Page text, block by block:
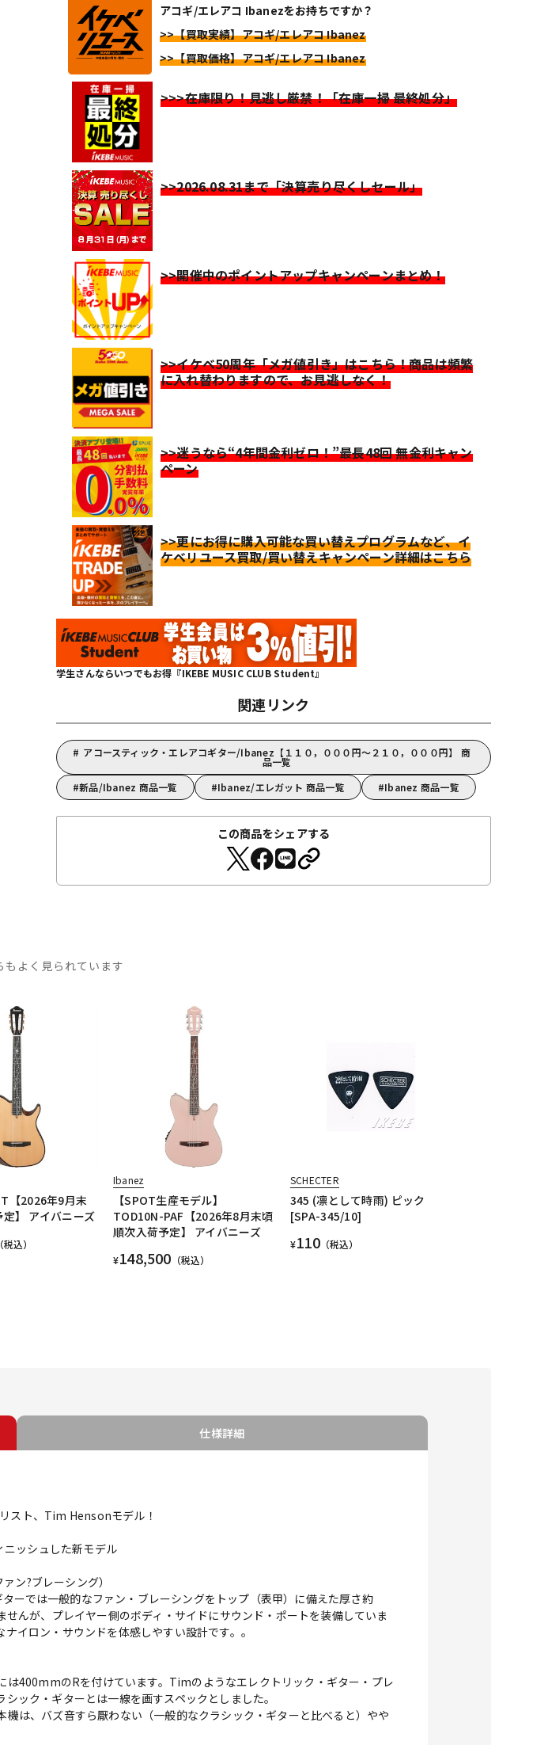
アコギ/エレアコ Ibanezをお持ちですか？
>>【買取実績】アコギ/エレアコ Ibanez
>>【買取価格】アコギ/エレアコ Ibanez
>>>在庫限り！見逃し厳禁！「在庫一掃 最終処分」
>>2026.08.31まで「決算売り尽くしセール」
>>開催中のポイントアップキャンペーンまとめ！
>>イケベ50周年「メガ値引き」はこちら！商品は頻繁
に入れ替わりますので、お見逃しなく！
>>迷うなら“4年間金利ゼロ！”最長48回 無金利キャン
ペーン
>>更にお得に購入可能な買い替えプログラムなど、イ
ケベリユース買取/買い替えキャンペーン詳細はこちら
学生さんならいつでもお得『IKEBE MUSIC CLUB Student』
関連リンク
アコースティック・エレアコギター/Ibanez【１１０，０００円～２１０，０００円】 商
品一覧
新品/Ibanez 商品一覧
Ibanez/エレガット 商品一覧 Ibanez 商品一覧
この商品をシェアする
もよく見られています
【2026年9月末
】 アイバニーズ
（税込）
Ibanez
【SPOT生産モデル】
TOD10N-PAF【2026年8月末頃
順次入荷予定】 アイバニーズ
¥148,500 （税込）
SCHECTER
345 (凛として時雨) ピック
[SPA-345/10]
¥110（税込）
仕様詳細
スト、Tim Hensonモデル！
ニッシュした新モデル
ン?ブレーシング）
ーでは一般的なファン・ブレーシングをトップ（表甲）に備えた厚さ約
んが、プレイヤー側のボディ・サイドにサウンド・ポートを装備していま
イロン・サウンドを体感しやすい設計です。。
400mmのRを付けています。Timのようなエレクトリック・ギター・プレ
ック・ギターとは一線を画すスペックとしました。
は、バズ音すら厭わない（一般的なクラシック・ギターと比べると）やや